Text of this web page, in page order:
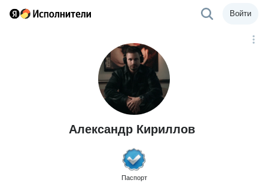
Войти
Александр Кириллов
Паспорт